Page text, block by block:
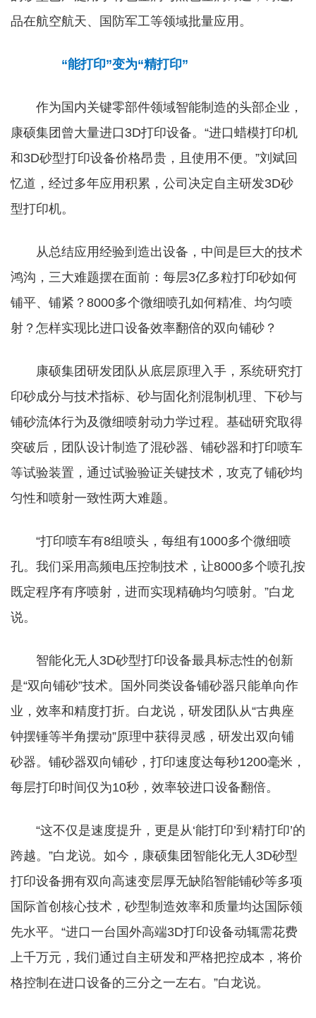
品在航空航天、国防军工等领域批量应用。
“能打印”变为“精打印”
作为国内关键零部件领域智能制造的头部企业，
康硕集团曾大量进口3D打印设备。“进口蜡模打印机
和3D砂型打印设备价格昂贵，且使用不便。”刘斌回
忆道，经过多年应用积累，公司决定自主研发3D砂
型打印机。
从总结应用经验到造出设备，中间是巨大的技术
鸿沟，三大难题摆在面前：每层3亿多粒打印砂如何
铺平、铺紧？8000多个微细喷孔如何精准、均匀喷
射？怎样实现比进口设备效率翻倍的双向铺砂？
康硕集团研发团队从底层原理入手，系统研究打
印砂成分与技术指标、砂与固化剂混制机理、下砂与
铺砂流体行为及微细喷射动力学过程。基础研究取得
突破后，团队设计制造了混砂器、铺砂器和打印喷车
等试验装置，通过试验验证关键技术，攻克了铺砂均
匀性和喷射一致性两大难题。
“打印喷车有8组喷头，每组有1000多个微细喷
孔。我们采用高频电压控制技术，让8000多个喷孔按
既定程序有序喷射，进而实现精确均匀喷射。”白龙
说。
智能化无人3D砂型打印设备最具标志性的创新
是“双向铺砂”技术。国外同类设备铺砂器只能单向作
业，效率和精度打折。白龙说，研发团队从“古典座
钟摆锤等半角摆动”原理中获得灵感，研发出双向铺
砂器。铺砂器双向铺砂，打印速度达每秒1200毫米，
每层打印时间仅为10秒，效率较进口设备翻倍。
“这不仅是速度提升，更是从‘能打印’到‘精打印’的
跨越。”白龙说。如今，康硕集团智能化无人3D砂型
打印设备拥有双向高速变层厚无缺陷智能铺砂等多项
国际首创核心技术，砂型制造效率和质量均达国际领
先水平。“进口一台国外高端3D打印设备动辄需花费
上千万元，我们通过自主研发和严格把控成本，将价
格控制在进口设备的三分之一左右。”白龙说。